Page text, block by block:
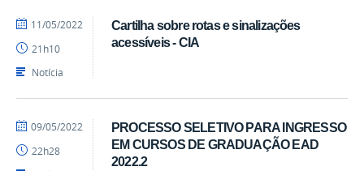
Cartilha sobre rotas e sinalizações
acessíveis - CIA
por
-
SEAD
publicado
11/05/2022
21h10
Notícia
PROCESSO SELETIVO PARA INGRESSO
EM CURSOS DE GRADUAÇÃO EAD
2022.2
por
-
publicado
09/05/2022
22h28